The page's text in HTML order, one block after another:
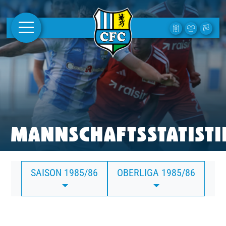
AKTUELLES
1. MANNSCHAFT
FRAUEN
CAMPUS
CLUB
CLUBMITGLIEDSCHAFT
BUSINESS
SAISON 1985/86 OBERLIGA 1985/86